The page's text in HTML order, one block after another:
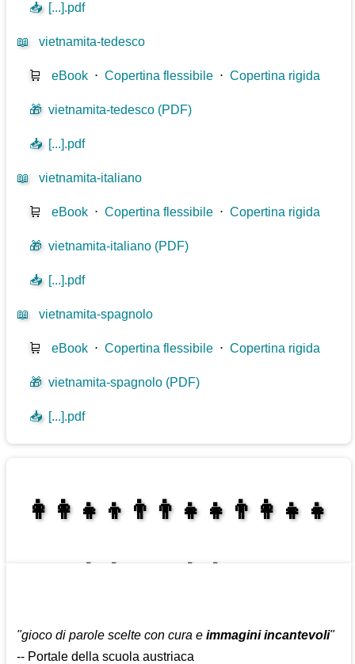
📥 [...].pdf
📖 vietnamita-tedesco
🛒 eBook ⋅Copertina flessibile ⋅Copertina rigida
🎁 vietnamita-tedesco (PDF)
📥 [...].pdf
📖 vietnamita-italiano
🛒 eBook ⋅Copertina flessibile ⋅Copertina rigida
🎁 vietnamita-italiano (PDF)
📥 [...].pdf
📖 vietnamita-spagnolo
🛒 eBook ⋅Copertina flessibile ⋅Copertina rigida
🎁 vietnamita-spagnolo (PDF)
📥 [...].pdf
👩‍👩‍👧‍👦👨‍👨‍👧‍👧👨‍👩‍👧‍👧
"gioco di parole scelte con cura eimmagini incantevoli"
-- Portale della scuola austriaca